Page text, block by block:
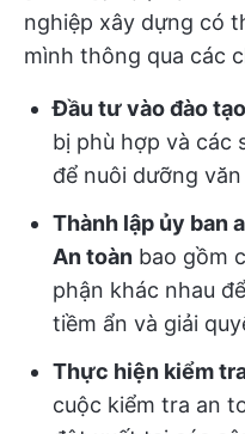
nghiệp xây dựng có
mình thông qua các
Đầu tư vào đào
bị phù hợp và các
để nuôi dưỡng
Thành lập ủy ban
An toàn bao gồm
phận khác nhau
tiềm ẩn và giải
Thực hiện kiểm
cuộc kiểm tra an